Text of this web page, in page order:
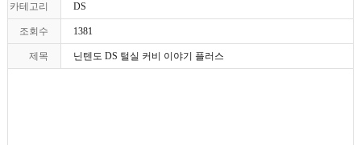
카테고리 DS
조회수 1381
제목 닌텐도 DS 털실 커비 이야기 플러스